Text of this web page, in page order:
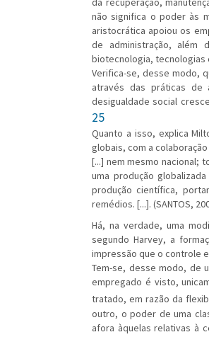
não significa o poder às
aristocrática apoiou os
de administração, além
biotecnologia, tecnologias
Verifica-se, desse modo,
através das práticas de
desigualdade social
25
Quanto a isso, explica
globais, com a
[...] nem mesmo nacional;
uma produção
produção científica,
remédios. [...]. (SANTOS,
Há, na verdade, uma
segundo Harvey, a
impressão que o controle
Tem-se, desse modo, de
empregado é visto,
tratado, em razão da
outro, o poder de uma
afora àquelas relativas à